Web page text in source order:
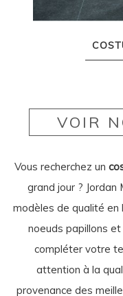
VOIR
Vous recherchez un
grand jour ?
modèles de qualité en
noeuds papillons
compléter votre
attention à la
provenance des